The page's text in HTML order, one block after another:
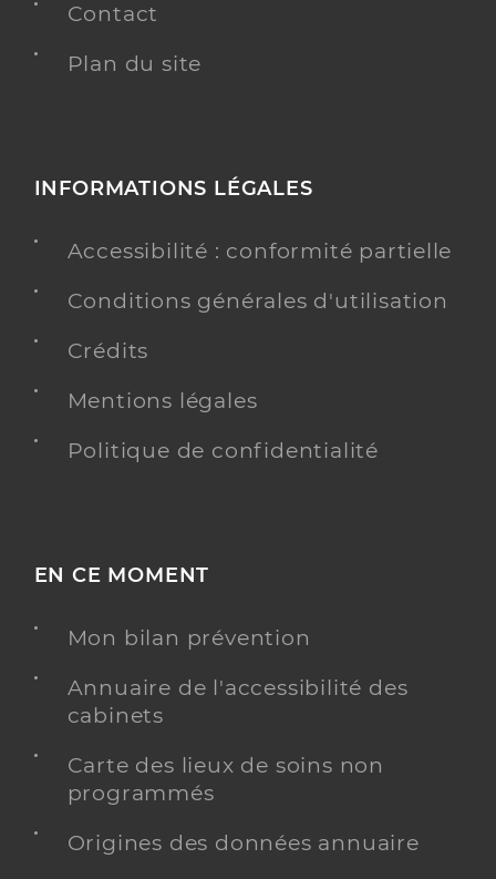
Contact
Plan du site
INFORMATIONS LÉGALES
Accessibilité : conformité partielle
Conditions générales d'utilisation
Crédits
Mentions légales
Politique de confidentialité
EN CE MOMENT
Mon bilan prévention
Annuaire de l'accessibilité des
cabinets
Carte des lieux de soins non
programmés
Origines des données annuaire